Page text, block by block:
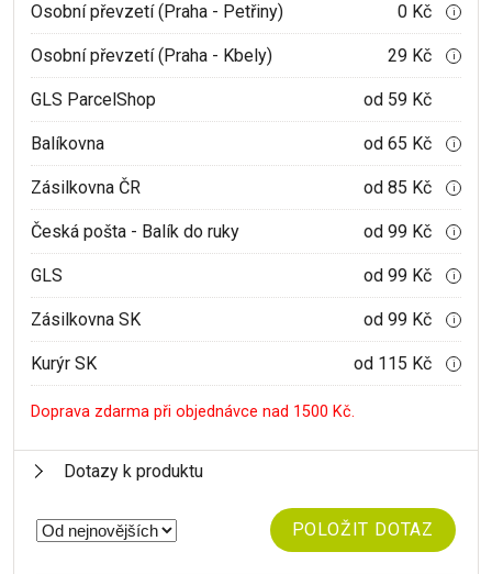
Osobní převzetí (Praha - Petřiny)
0 Kč i
Osobní převzetí (Praha - Kbely) 29 Kč i
GLS ParcelShop od 59 Kč
Balíkovna od 65 Kč i
Zásilkovna ČR od 85 Kč i
Česká pošta - Balík do ruky od 99 Kč i
GLS od 99 Kč i
Zásilkovna SK od 99 Kč i
Kurýr SK od 115 Kč i
Doprava zdarma při objednávce nad 1500 Kč.
Dotazy k produktu
POLOŽIT DOTAZ